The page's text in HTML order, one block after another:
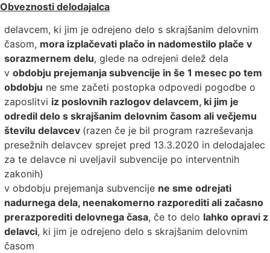
Obveznosti delodajalca
delavcem, ki jim je odrejeno delo s skrajšanim delovnim
časom, mora izplačevati plačo in nadomestilo plače v
sorazmernem delu, glede na odrejeni delež dela
v obdobju prejemanja subvencije in še 1 mesec po tem
obdobju ne sme začeti postopka odpovedi pogodbe o
zaposlitvi iz poslovnih razlogov delavcem, ki jim je
odredil delo s skrajšanim delovnim časom ali večjemu
številu delavcev (razen če je bil program razreševanja
presežnih delavcev sprejet pred 13.3.2020 in delodajalec
za te delavce ni uveljavil subvencije po interventnih
zakonih)
v obdobju prejemanja subvencije ne sme odrejati
nadurnega dela, neenakomerno razporediti ali začasno
prerazporediti delovnega časa, če to delo lahko opravi z
delavci, ki jim je odrejeno delo s skrajšanim delovnim
časom